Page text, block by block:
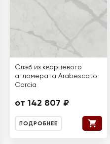
Слэб из кварцевого
агломерата Arabescato
Corcia
от 142 807 ₽
ПОДРОБНЕЕ